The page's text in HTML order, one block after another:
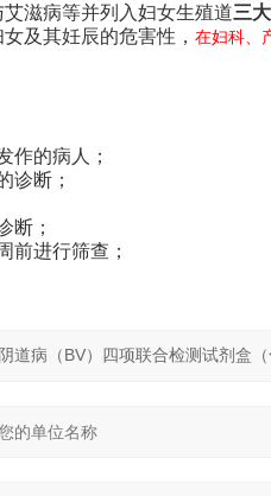
艾滋病等并列入妇女生殖道三
及其妊辰的危害性， 在妇科、
作的病人；
诊断；
断；
前进行筛查；